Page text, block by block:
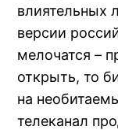
влиятельных
версии
мелочатся –
открыть, то
на
телеканал